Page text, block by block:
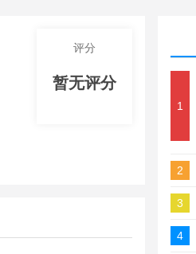
评分
暂无评分
1
2
3
4